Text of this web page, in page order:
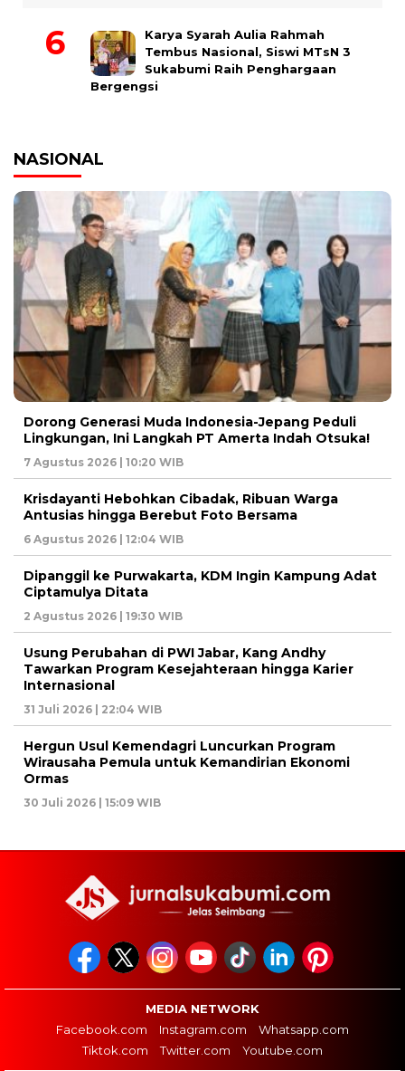
Karya Syarah Aulia Rahmah
Tembus Nasional, Siswi MTsN 3
Sukabumi Raih Penghargaan
Bergengsi
NASIONAL
Dorong Generasi Muda Indonesia-Jepang Peduli
Lingkungan, Ini Langkah PT Amerta Indah Otsuka!
7 Agustus 2026 | 10:20 WIB
Krisdayanti Hebohkan Cibadak, Ribuan Warga
Antusias hingga Berebut Foto Bersama
6 Agustus 2026 | 12:04 WIB
Dipanggil ke Purwakarta, KDM Ingin Kampung Adat
Ciptamulya Ditata
2 Agustus 2026 | 19:30 WIB
Usung Perubahan di PWI Jabar, Kang Andhy
Tawarkan Program Kesejahteraan hingga Karier
Internasional
31 Juli 2026 | 22:04 WIB
Hergun Usul Kemendagri Luncurkan Program
Wirausaha Pemula untuk Kemandirian Ekonomi
Ormas
30 Juli 2026 | 15:09 WIB
MEDIA NETWORK
Facebook.com
Instagram.com
Whatsapp.com
Tiktok.com
Twitter.com Youtube.com